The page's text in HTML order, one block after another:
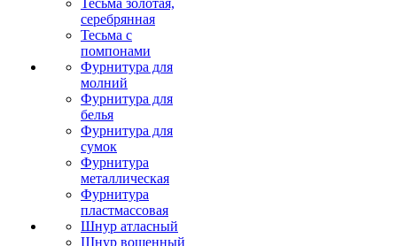
Тесьма золотая,
серебрянная
Тесьма с
помпонами
Фурнитура для
молний
Фурнитура для
белья
Фурнитура для
сумок
Фурнитура
металлическая
Фурнитура
пластмассовая
Шнур атласный
Шнур вощенный